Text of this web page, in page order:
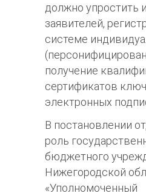
должно упростить
заявителей,
системе
получение
сертификатов
электронных
В постановлении
роль
бюджетного
Нижегородской
«Уполномоченный